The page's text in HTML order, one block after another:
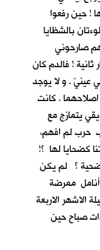
! حين رفعوا
بالشظايا
صارحوني
ثانية ! فالدم كان
عينيّ . و لا يوجد
. كانت
يتمازج مع
حرب لم افهم،
كضحايا لها ؟!
؟ لم يكن
ممرضة
الاشهر الاربعة
صباح حين